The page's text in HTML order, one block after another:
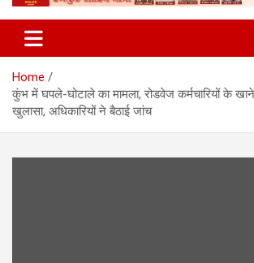
Home
कुंभ में घपले-घोटाले का मामला, रोडवेज कर्मचारियों के
खुलासा, अधिकारियों ने बैठाई जांच